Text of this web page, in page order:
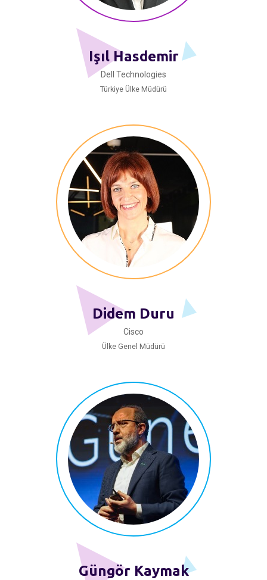
Işıl Hasdemir
Dell Technologies
Türkiye Ülke Müdürü
Didem Duru
Cisco
Ülke Genel Müdürü
Güngör Kaymak